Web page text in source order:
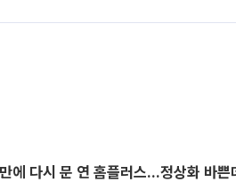
에 다시 문 연 홈플러스…정상화 바쁜